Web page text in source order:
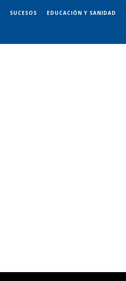
SUCESOS EDUCACIÓN Y SANIDAD